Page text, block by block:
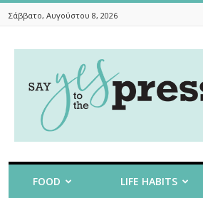
Σάββατο, Αυγούστου 8, 2026
To
The
FOOD LIFE HABITS